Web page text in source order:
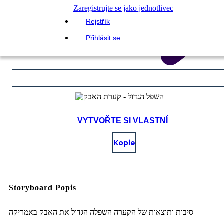
Zaregistrujte se jako jednotlivec
Rejstřík
Přihlásit se
VYTVOŘTE SI VLASTNÍ
Kopie
Storyboard Popis
סיבות ותוצאות של הקערה השפלה הגדול את האבק באמריקה